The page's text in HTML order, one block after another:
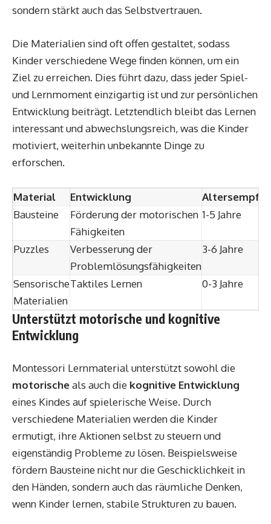
sondern stärkt auch das Selbstvertrauen.
Die Materialien sind oft offen gestaltet, sodass
Kinder verschiedene Wege finden können, um ein
Ziel zu erreichen. Dies führt dazu, dass jeder Spiel-
und Lernmoment einzigartig ist und zur persönlichen
Entwicklung beiträgt. Letztendlich bleibt das Lernen
interessant und abwechslungsreich, was die Kinder
motiviert, weiterhin unbekannte Dinge zu
erforschen.
Material Entwicklung
Bausteine
Förderung der motorischen
Fähigkeiten
1-5 Jahre
Puzzles
Verbesserung der
Problemlösungsfähigkeiten
3-6 Jahre
Sensorische
Materialien
Taktiles Lernen 0-3 Jahre
Unterstützt motorische und kognitive
Entwicklung
Montessori Lernmaterial unterstützt sowohl die
motorischeals auch die kognitive Entwicklung
eines Kindes auf spielerische Weise. Durch
verschiedene Materialien werden die Kinder
ermutigt, ihre Aktionen selbst zu steuern und
eigenständig Probleme zu lösen. Beispielsweise
fördern Bausteine nicht nur die Geschicklichkeit in
den Händen, sondern auch das räumliche Denken,
wenn Kinder lernen, stabile Strukturen zu bauen.